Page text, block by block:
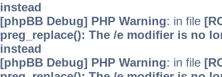
instead
[phpBB Debug] PHP Warning: in file
preg_replace(): The /e modifier is no
instead
[phpBB Debug] PHP Warning: in file